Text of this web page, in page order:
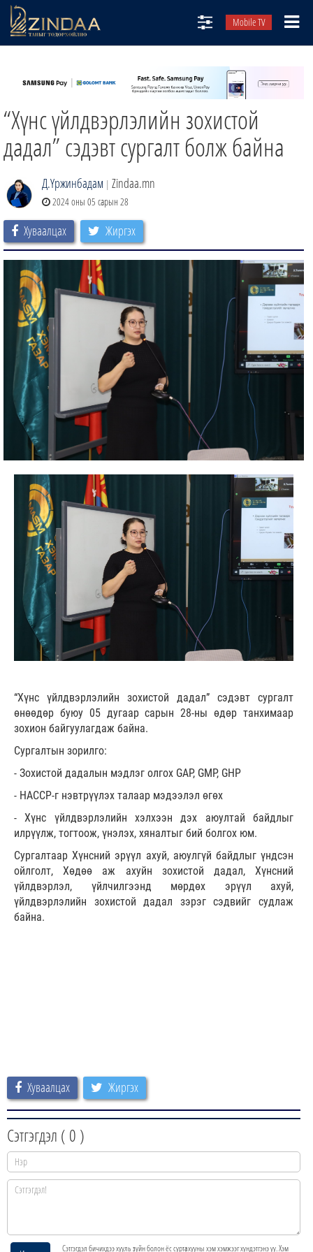
Mobile TV
ТВ8
ӨГЛӨӨНИЙ СОНИН
АУДИО ЗОХИОЛ
ЗИНДАА СЭТГҮҮЛ
“Хүнс үйлдвэрлэлийн зохистой
дадал” сэдэвт сургалт болж байна
Д.Үржинбадам | Zindaa.mn
2024 оны 05 сарын 28
Хуваалцах Жиргэх
“Хүнс үйлдвэрлэлийн зохистой дадал” сэдэвт сургалт
өнөөдөр буюу 05 дугаар сарын 28-ны өдөр танхимаар
зохион байгуулагдаж байна.
Сургалтын зорилго:
- Зохистой дадалын мэдлэг олгох GAP, GMP, GHP
- HACCP-г нэвтрүүлэх талаар мэдээлэл өгөх
- Хүнс үйлдвэрлэлийн хэлхээн дэх аюултай байдлыг
илрүүлж, тогтоож, үнэлэх, хяналтыг бий болгох юм.
Сургалтаар Хүнсний эрүүл ахуй, аюулгүй байдлыг үндсэн
ойлголт, Хөдөө аж ахуйн зохистой дадал, Хүнсний
үйлдвэрлэл, үйлчилгээнд мөрдөх эрүүл ахуй,
үйлдвэрлэлийн зохистой дадал зэрэг сэдвийг судлаж
байна.
Хуваалцах Жиргэх
Сэтгэгдэл ( 0 )
Сэтгэгдэл бичихдээ хууль зүйн болон ёс суртахууны хэм хэмжээг хүндэтгэнэ үү. Хэм